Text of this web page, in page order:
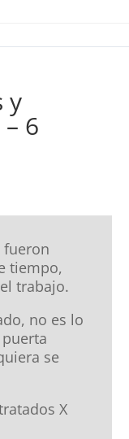
y
6
fueron
tiempo,
trabajo.
no es lo
se
X